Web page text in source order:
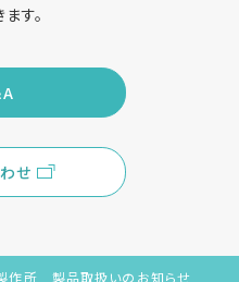
す。
せ
作所 製品取扱いのお知らせ